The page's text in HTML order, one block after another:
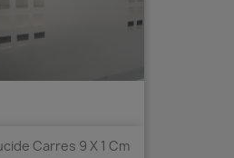
Carres 9 X 1 Cm